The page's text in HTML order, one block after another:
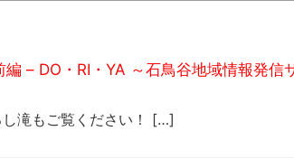
– DO・RI・YA ～石鳥谷地域情報発信
滝もご覧ください！ […]